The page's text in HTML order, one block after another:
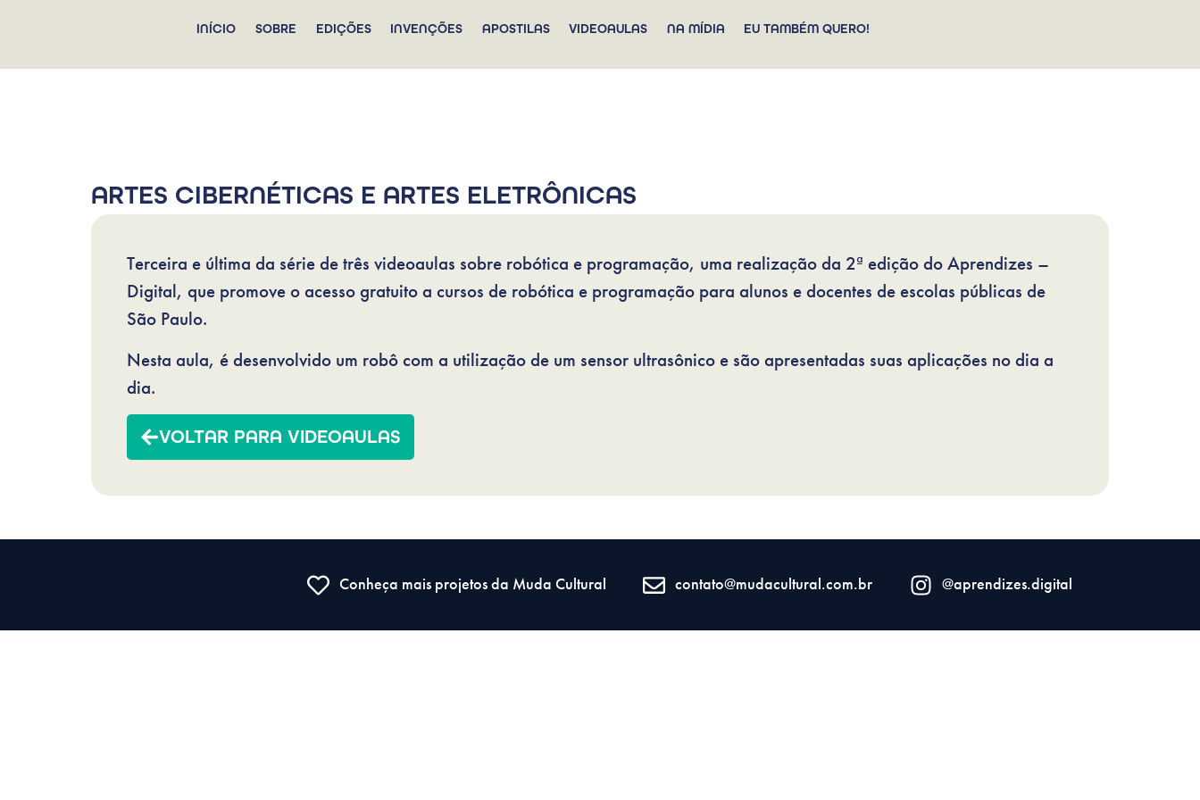
INÍCIO SOBRE EDIÇÕES INVENÇÕES APOSTILAS VIDEOAULAS NA MÍDIA EU TAMBÉM QUERO!
ARTES CIBERNÉTICAS E ARTES ELETRÔNICAS
Terceira e última da série de três videoaulas sobre robótica e programação, uma realização da 2ª edição do Aprendizes –
Digital, que promove o acesso gratuito a cursos de robótica e programação para alunos e docentes de escolas públicas de
São Paulo.
Nesta aula, é desenvolvido um robô com a utilização de um sensor ultrasônico e são apresentadas suas aplicações no dia a
dia.
VOLTAR PARA VIDEOAULAS
Conheça mais projetos da Muda Cultural contato@mudacultural.com.br @aprendizes.digital